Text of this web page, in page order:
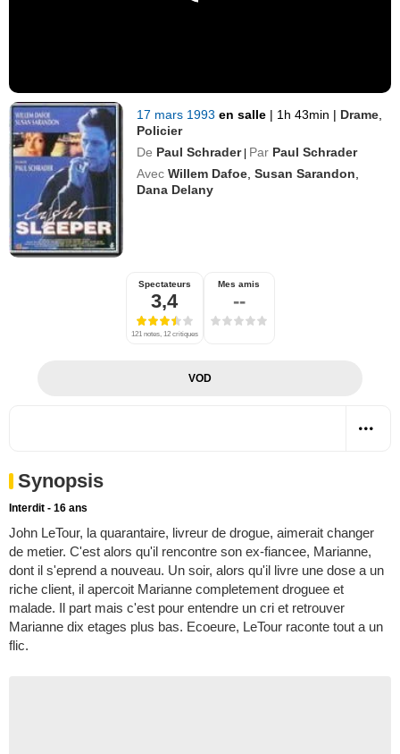
17 mars 1993en salle | 1h 43min | Drame
Policier
De Paul Schrader | Par Paul Schrader
Avec Willem Dafoe ,Susan Sarandon
Dana Delany
Spectateurs
3,4
121 notes, 12 critiques
Mes amis
--
VOD
Synopsis
Interdit - 16 ans
John LeTour, la quarantaire, livreur de drogue, aimerait changer
de metier. C'est alors qu'il rencontre son ex-fiancee, Marianne,
dont il s'eprend a nouveau. Un soir, alors qu'il livre une dose a un
riche client, il apercoit Marianne completement droguee et
malade. Il part mais c'est pour entendre un cri et retrouver
Marianne dix etages plus bas. Ecoeure, LeTour raconte tout a un
flic.